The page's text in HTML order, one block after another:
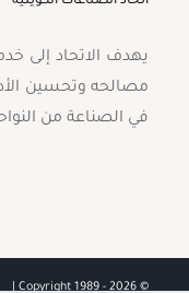
يهدف الاتحاد إلى
مصالحه وتحسين
في الصناعة من
© Copyright 1989 -
2026 |